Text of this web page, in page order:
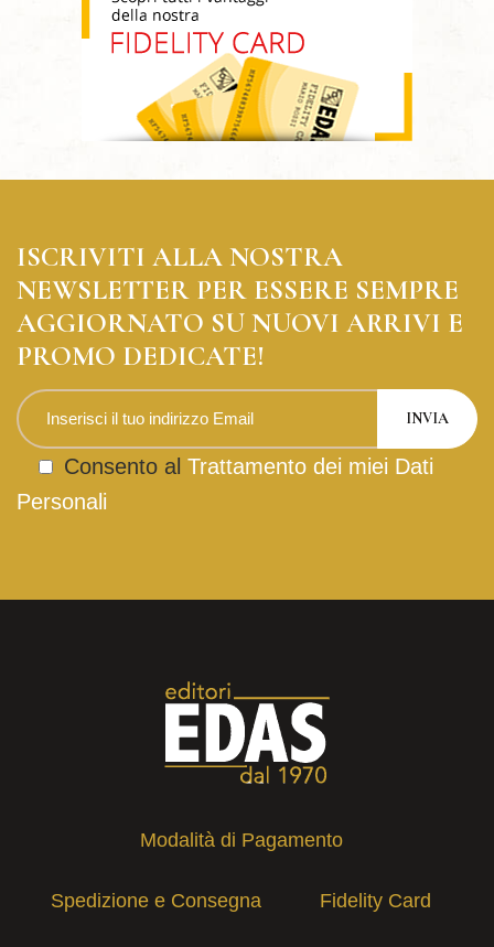
ISCRIVITI ALLA NOSTRA
NEWSLETTER PER ESSERE SEMPRE
AGGIORNATO SU NUOVI ARRIVI E
PROMO DEDICATE!
Consento al Trattamento dei miei Dati
Personali
Modalità di Pagamento
Spedizione e Consegna Fidelity Card